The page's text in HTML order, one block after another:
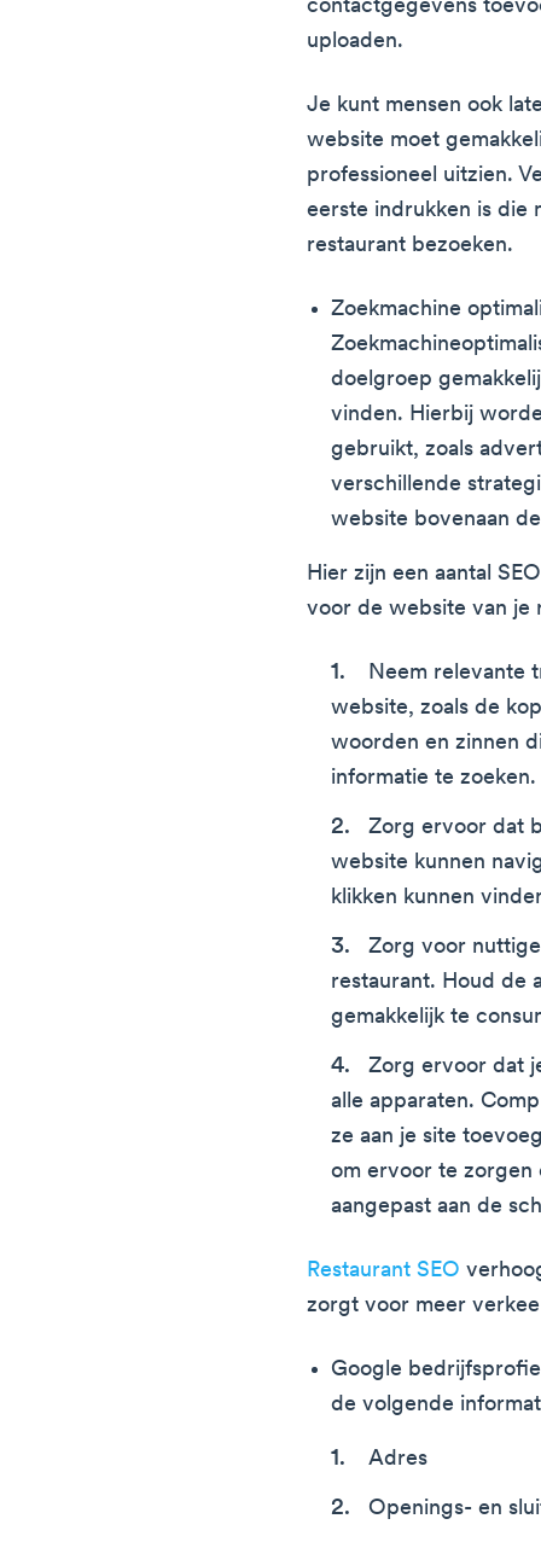
contactgegevens
uploaden.
Je kunt mensen ook
website moet
professioneel uitzien.
eerste indrukken is die
restaurant bezoeken.
Zoekmachine
doelgroep
vinden. Hierbij
gebruikt, zoals
verschillende
website bovenaan
Hier zijn een aantal
voor de website van je
Neem relevante
website, zoals de
woorden en zinnen
informatie te zoeken.
Zorg ervoor dat
website kunnen
klikken kunnen
Zorg voor
restaurant. Houd de
gemakkelijk te
Zorg ervoor dat
alle apparaten.
ze aan je site
om ervoor te zorgen
aangepast aan de
Restaurant SEO
zorgt voor meer
Google
de volgende
Adres
Openings- en